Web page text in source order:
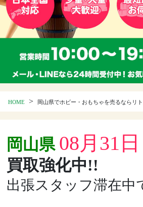
HOME > 岡山県でホビー・おもちゃを売るならリ
岡山県 08月31日
買取強化中!!
出張スタッフ滞在中